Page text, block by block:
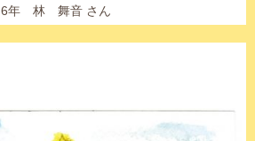
6年 林 舞音 さん